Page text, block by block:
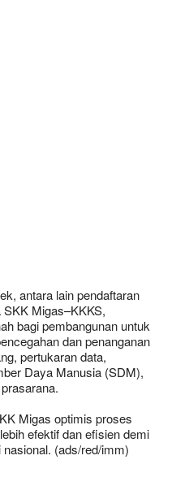
antara lain pendaftaran
Migas–KKKS,
bagi pembangunan untuk
dan penanganan
pertukaran data,
Daya Manusia (SDM),
Migas optimis proses
efektif dan efisien demi
(ads/red/imm)